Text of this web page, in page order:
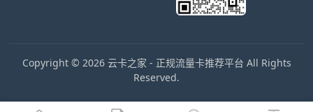
Copyright © 2026 云卡之家 - 正规流量卡推荐平台 All Rights
Reserved.